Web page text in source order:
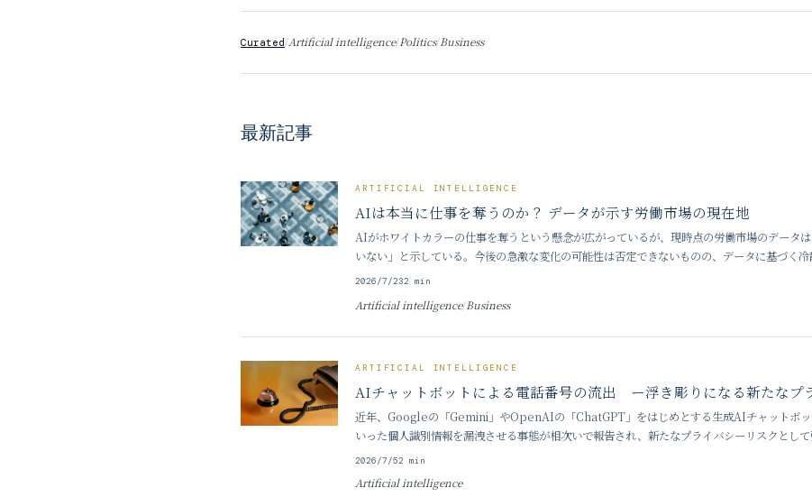
Curated/Artificial intelligence/Politics/Business
最新記事
ARTIFICIAL INTELLIGENCE
AIは本当に仕事を奪うのか？ データが示す労働市場の現在地
AIがホワイトカラーの仕事を奪うという懸念が広がっているが、現時点の労働市場のデータ
いない」と示している。今後の急激な変化の可能性は否定できないものの、データに基づく
期への備えが求められている。 ■ 「AIによる雇用崩壊」はデータで裏付けら
2026/7/232 min
Artificial intelligence/Business
ARTIFICIAL INTELLIGENCE
AIチャットボットによる電話番号の流出 ー浮き彫りになる新たなプ
近年、Googleの「Gemini」やOpenAIの「ChatGPT」をはじめとする生成AIチャットボッ
いった個人識別情報を漏洩させる事態が相次いで報告され、新たなプライバシーリスクとし
に、見知らぬ人からの着信が殺到したり、AIの誤った案内によ
2026/7/52 min
Artificial intelligence